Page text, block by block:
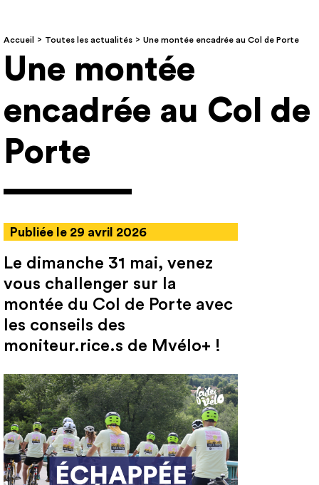
Accueil Toutes les actualités Une montée encadrée au Col de Porte
Une montée
encadrée au Col de
Porte
Publiée le 29 avril 2026
Le dimanche 31 mai, venez
vous challenger sur la
montée du Col de Porte avec
les conseils des
moniteur.rice.s de Mvélo+ !